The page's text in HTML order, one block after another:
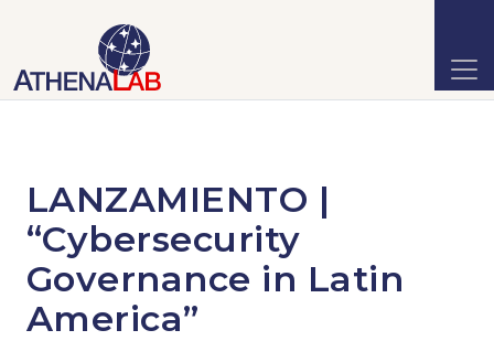
LANZAMIENTO |
“Cybersecurity
Governance in Latin
America”